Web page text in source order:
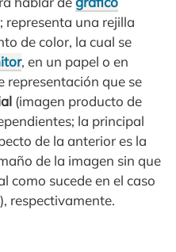
representa una rejilla
de color, la cual se
, en un papel o en
representación que se
(imagen producto de
la principal
de la anterior es la
de la imagen sin que
como sucede en el caso
respectivamente.